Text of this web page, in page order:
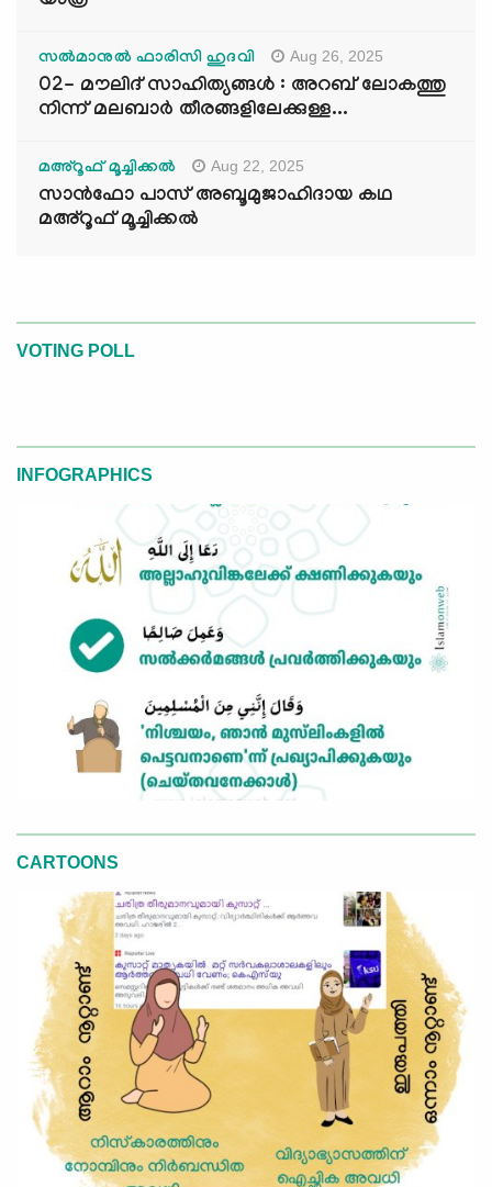
സൽമാനുൽ ഫാരിസി ഹുദവി Aug 26, 2025
02- മൗലിദ് സാഹിത്യങ്ങൾ : അറബ് ലോകത്തു
നിന്ന് മലബാർ തീരങ്ങളിലേക്കുള്ള...
മഅ്റൂഫ് മൂച്ചിക്കല്‍ Aug 22, 2025
സാൻഫോ പാസ് അബൂമുജാഹിദായ കഥ
മഅ്റൂഫ് മൂച്ചിക്കല്‍
VOTING POLL
INFOGRAPHICS
CARTOONS